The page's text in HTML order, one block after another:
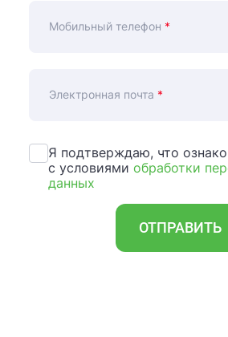
Мобильный телефон *
Электронная почта *
Я подтверждаю, что
с условиями обработки
данных
ОТПРАВИТЬ